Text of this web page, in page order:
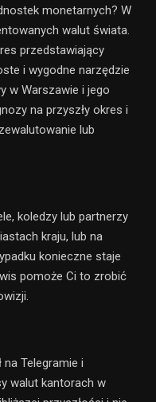
monetarnych? W
walut świata.
przedstawiający
i wygodne narzędzie
w Warszawie i jego
na przyszły okres i
lub
koledzy lub partnerzy
kraju, lub na
konieczne staje
pomoże Ci to zrobić
Telegramie i
walut kantorach w